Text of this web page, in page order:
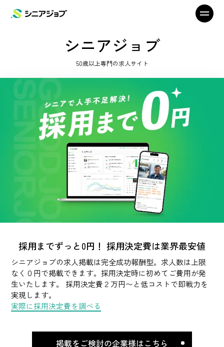
シニアジョブ
50歳以上専門の求人サイト
採用までずっと0円！ 採用決定費は業界最安値
シニアジョブの求人掲載は完全成功報酬型。求人数は上限
なく０円で掲載できます。採用決定時に初めてご費用が発
生いたします。 採用決定費２万円〜と低コストで即戦力を
実現します。
実際に採用決定費を調べる
掲載をご検討の企業様はこちら